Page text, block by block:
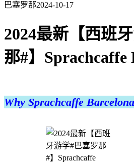
巴塞罗那2024-10-17
2024最新【西班
那#】Sprachcaffe
Why Sprachcaffe